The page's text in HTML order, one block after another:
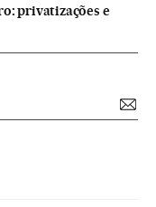
privatizações e